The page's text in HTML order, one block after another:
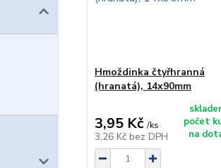
Hmoždinka čtyřhranná
(hranatá), 14x90mm
3,95 Kč /ks
3,26 Kč bez DPH
počet
na